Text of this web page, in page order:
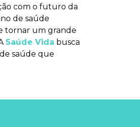
com o futuro da
de saúde
tornar um grande
Saúde Vida busca
saúde que